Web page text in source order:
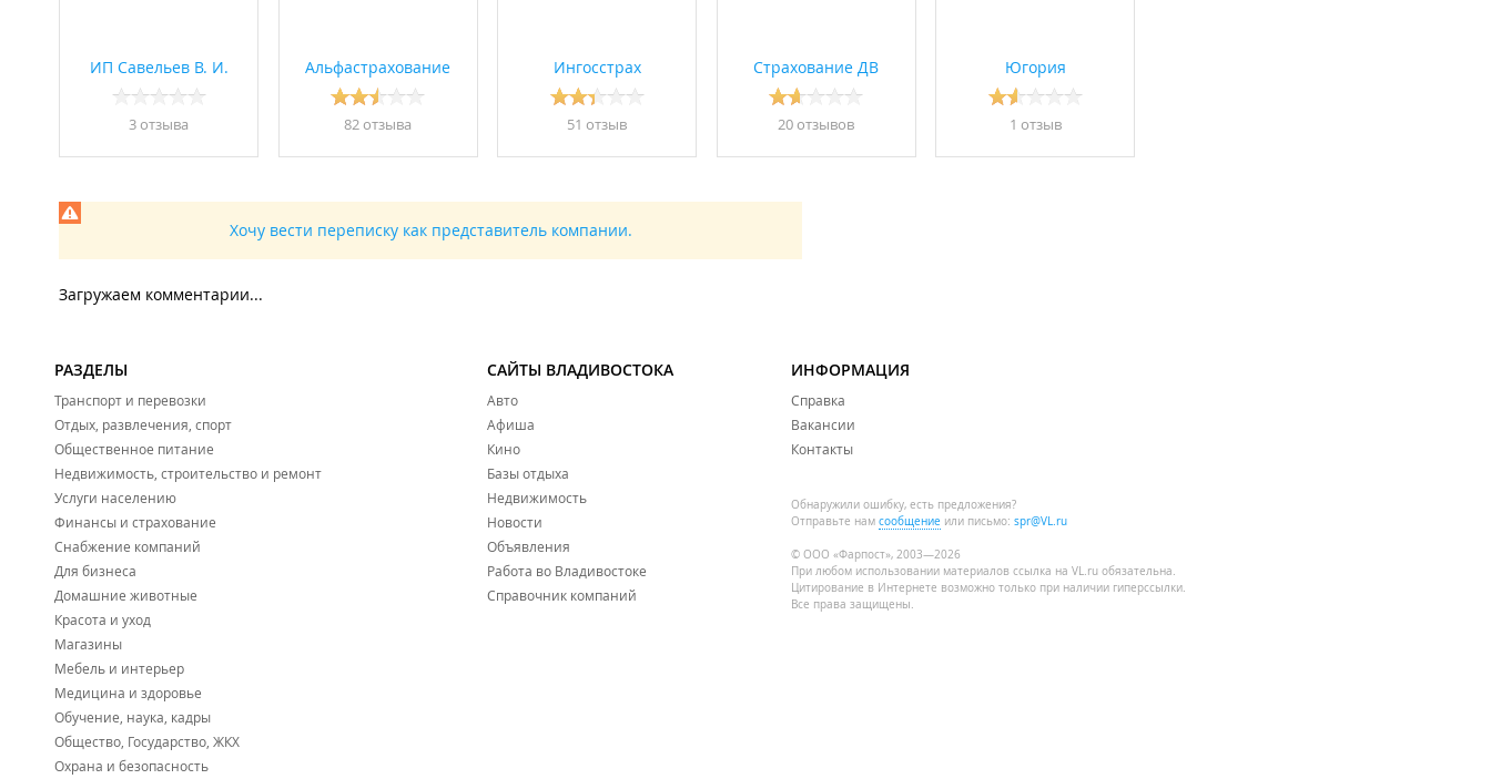
ИП Савельев В. И.
3 отзывa
Альфастрахование
82 отзывa
Ингосстрах
51 отзыв
Страхование ДВ
20 отзывов
Югория
1 отзыв
Хочу вести переписку как представитель компании.
Загружаем комментарии...
РАЗДЕЛЫ
Транспорт и перевозки
Отдых, развлечения, спорт
Общественное питание
Недвижимость, строительство и ремонт
Услуги населению
Финансы и страхование
Снабжение компаний
Для бизнеса
Домашние животные
Красота и уход
Магазины
Мебель и интерьер
Медицина и здоровье
Обучение, наука, кадры
Общество, Государство, ЖКХ
Охрана и безопасность
САЙТЫ ВЛАДИВОСТОКА
Авто
Афиша
Кино
Базы отдыха
Недвижимость
Новости
Объявления
Работа во Владивостоке
Справочник компаний
ИНФОРМАЦИЯ
Справка
Вакансии
Контакты
Обнаружили ошибку, есть предложения?
Отправьте нам сообщение или письмо: spr@VL.ru
© ООО «Фарпост», 2003—2026
При любом использовании материалов ссылка на VL.ru обязательна.
Цитирование в Интернете возможно только при наличии гиперссылки.
Все права защищены.